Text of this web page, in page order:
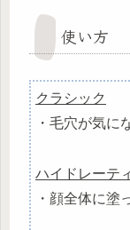
使い方
クラシック
・毛穴が気に
ハイドレーテ
・顔全体に塗